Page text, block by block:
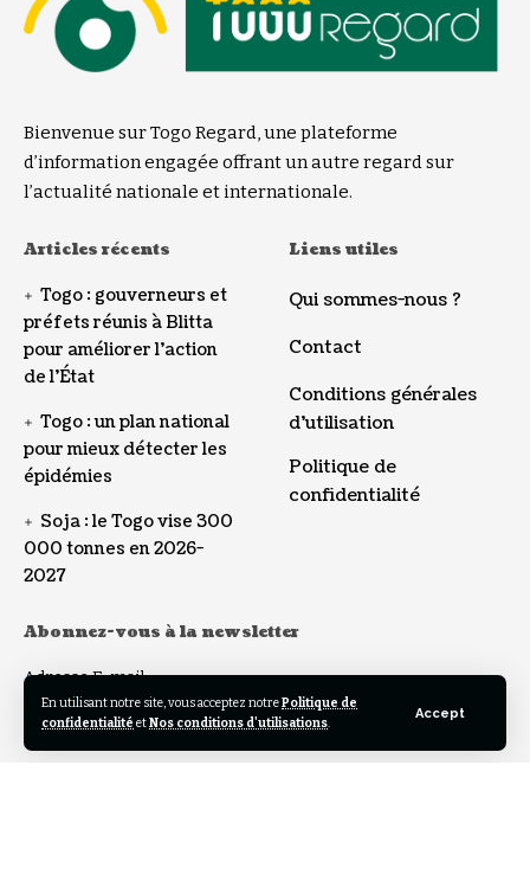
En utilisant notre site, vous acceptez notrePolitique de
confidentialité etNos conditions d'utilisations.
Accept
Bienvenue sur Togo Regard, une plateforme
d’information engagée offrant un autre regard sur
l’actualité nationale et internationale.
Articles récents
Togo : gouverneurs et
préfets réunis à Blitta
pour améliorer l’action
de l’État
Togo : un plan national
pour mieux détecter les
épidémies
Soja : le Togo vise 300
000 tonnes en 2026-
2027
Liens utiles
Qui sommes-nous ?
Contact
Conditions générales
d’utilisation
Politique de
confidentialité
Abonnez-vous à la newsletter
Adresse E-mail: